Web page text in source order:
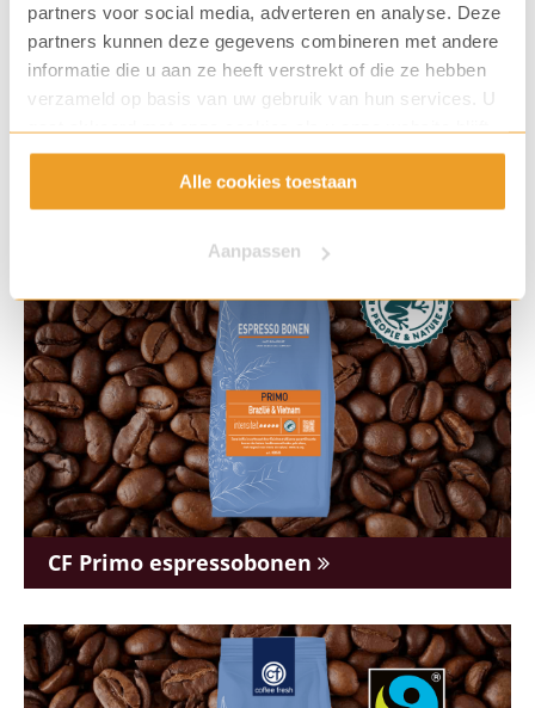
partners voor social media, adverteren en analyse. Deze
partners kunnen deze gegevens combineren met andere
informatie die u aan ze heeft verstrekt of die ze hebben
verzameld op basis van uw gebruik van hun services. U
gaat akkoord met onze cookies als u onze website blijft
gebruiken.
Alle cookies toestaan
Aanpassen
Saluti Superiore espressobonen
CF Primo espressobonen